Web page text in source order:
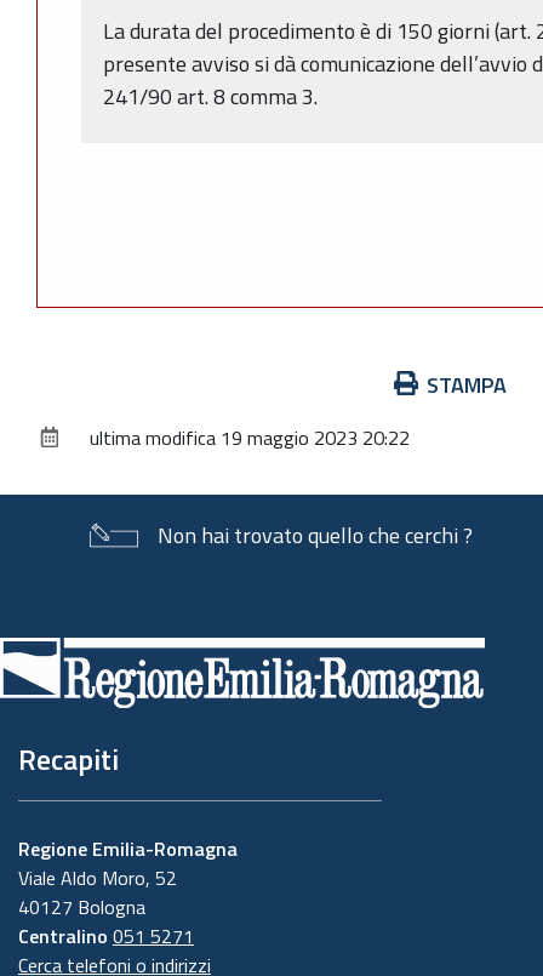
La durata del procedimento è di 150 giorni (art.
presente avviso si dà comunicazione dell’avvio
241/90 art. 8 comma 3.
documento
STAMPA
ultima modifica 19 maggio 2023 20:22
Non hai trovato quello che cerchi ?
di
pagina
Recapiti
Regione Emilia-Romagna
Viale Aldo Moro, 52
40127 Bologna
Centralino 051 5271
Cerca telefoni o indirizzi